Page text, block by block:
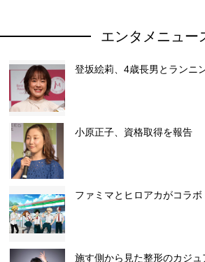
エンタメニュー
登坂絵莉、4歳長男とランニ
小原正子、資格取得を報告
ファミマとヒロアカがコラボ
施す側から見た整形のカジュ